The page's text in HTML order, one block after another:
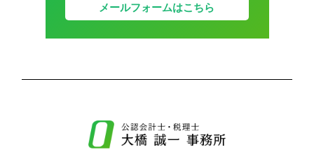
メールフォームはこちら